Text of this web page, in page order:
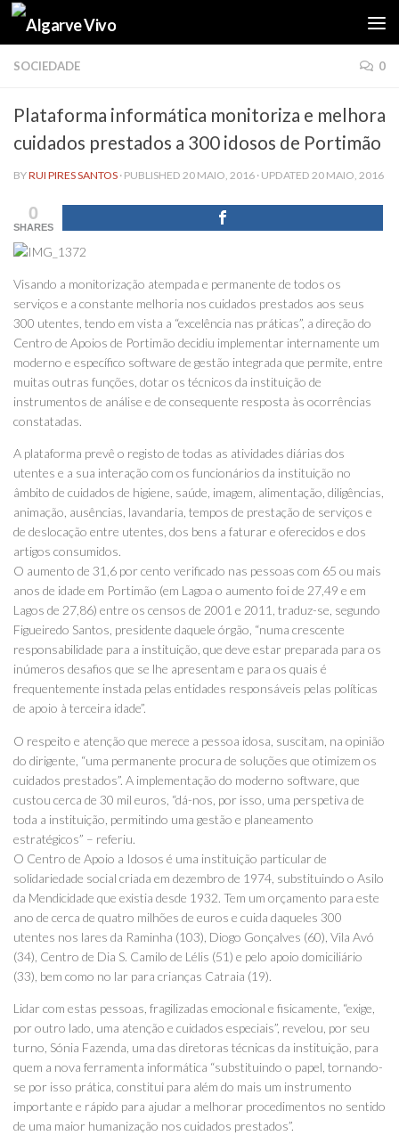
Skip to content
SOCIEDADE 0
Plataforma informática monitoriza e melhora
cuidados prestados a 300 idosos de Portimão
BYRUI PIRES SANTOS · PUBLISHED 20 MAIO, 2016 · UPDATED 20 MAIO, 2016
0
SHARES
Visando a monitorização atempada e permanente de todos os
serviços e a constante melhoria nos cuidados prestados aos seus
300 utentes, tendo em vista a “excelência nas práticas”, a direção do
Centro de Apoios de Portimão decidiu implementar internamente um
moderno e específico software de gestão integrada que permite, entre
muitas outras funções, dotar os técnicos da instituição de
instrumentos de análise e de consequente resposta às ocorrências
constatadas.
A plataforma prevê o registo de todas as atividades diárias dos
utentes e a sua interação com os funcionários da instituição no
âmbito de cuidados de higiene, saúde, imagem, alimentação, diligências,
animação, ausências, lavandaria, tempos de prestação de serviços e
de deslocação entre utentes, dos bens a faturar e oferecidos e dos
artigos consumidos.
O aumento de 31,6 por cento verificado nas pessoas com 65 ou mais
anos de idade em Portimão (em Lagoa o aumento foi de 27,49 e em
Lagos de 27,86) entre os censos de 2001 e 2011, traduz-se, segundo
Figueiredo Santos, presidente daquele órgão, “numa crescente
responsabilidade para a instituição, que deve estar preparada para os
inúmeros desafios que se lhe apresentam e para os quais é
frequentemente instada pelas entidades responsáveis pelas políticas
de apoio à terceira idade”.
O respeito e atenção que merece a pessoa idosa, suscitam, na opinião
do dirigente, “uma permanente procura de soluções que otimizem os
cuidados prestados”. A implementação do moderno software, que
custou cerca de 30 mil euros, “dá-nos, por isso, uma perspetiva de
toda a instituição, permitindo uma gestão e planeamento
estratégicos” – referiu.
O Centro de Apoio a Idosos é uma instituição particular de
solidariedade social criada em dezembro de 1974, substituindo o Asilo
da Mendicidade que existia desde 1932. Tem um orçamento para este
ano de cerca de quatro milhões de euros e cuida daqueles 300
utentes nos lares da Raminha (103), Diogo Gonçalves (60), Vila Avó
(34), Centro de Dia S. Camilo de Lélis (51) e pelo apoio domiciliário
(33), bem como no lar para crianças Catraia (19).
Lidar com estas pessoas, fragilizadas emocional e fisicamente, “exige,
por outro lado, uma atenção e cuidados especiais”, revelou, por seu
turno, Sónia Fazenda, uma das diretoras técnicas da instituição, para
quem a nova ferramenta informática “substituindo o papel, tornando-
se por isso prática, constitui para além do mais um instrumento
importante e rápido para ajudar a melhorar procedimentos no sentido
de uma maior humanização nos cuidados prestados”.